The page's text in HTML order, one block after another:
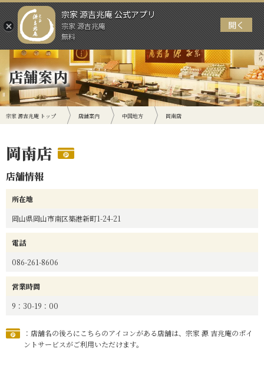
宗家 源吉兆庵 公式アプリ
宗家 源吉兆庵
無料
開く
メニュー
店舗案内
宗家 源吉兆庵 トップ 店舗案内 中国地方 岡南店
岡南店
店舗情報
所在地
岡山県岡山市南区築港新町1-24-21
電話
086-261-8606
営業時間
9：30-19：00
：店舗名の後ろにこちらのアイコンがある店舗は、宗家 源 吉兆庵のポイ
ントサービスがご利用いただけます。